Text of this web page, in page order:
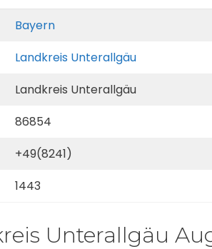
Bayern
Landkreis Unterallgäu
Landkreis Unterallgäu
86854
+49(8241)
1443
Unterallgäu